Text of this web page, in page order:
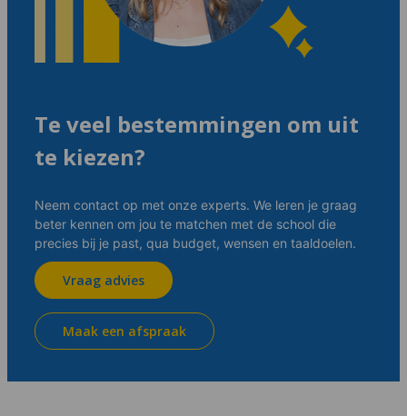
Te veel bestemmingen om uit
te kiezen?
Neem contact op met onze experts. We leren je graag
beter kennen om jou te matchen met de school die
precies bij je past, qua budget, wensen en taaldoelen.
Vraag advies
Maak een afspraak